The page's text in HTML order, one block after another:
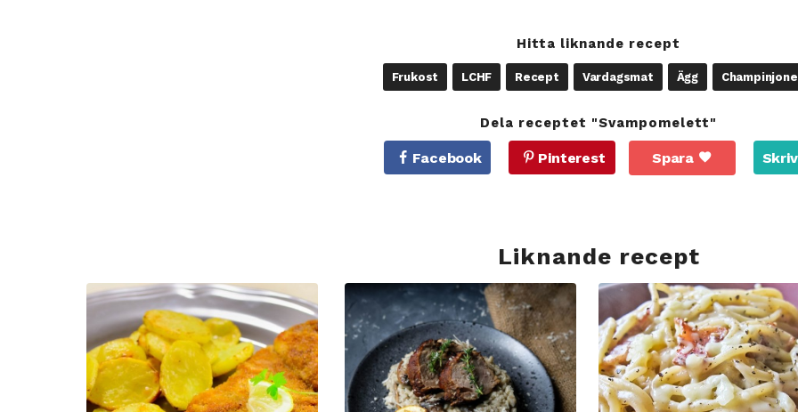
Hitta liknande recept
Frukost LCHF Recept Vardagsmat Ägg
Dela receptet "Svampomelett"
Facebook Pinterest Spara
Liknande recept